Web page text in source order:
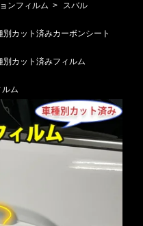
ンフィルム >
スバル
別カット済みカーボンシート
別カット済みフィルム
ム